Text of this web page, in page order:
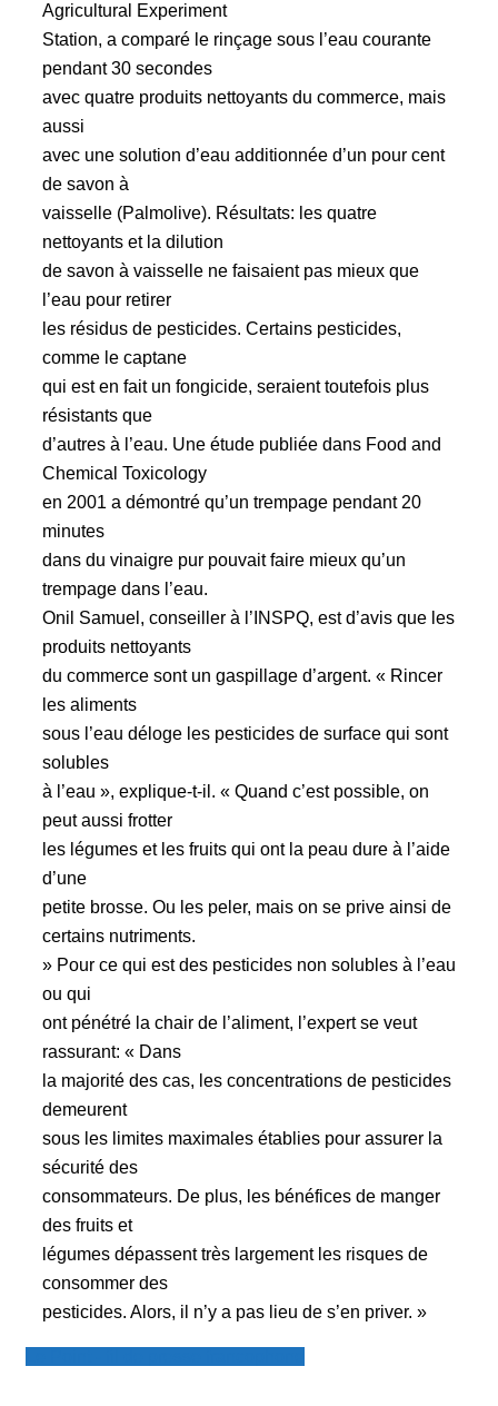
Agricultural Experiment
Station, a comparé le rinçage sous l’eau courante
pendant 30 secondes
avec quatre produits nettoyants du commerce, mais
aussi
avec une solution d’eau additionnée d’un pour cent
de savon à
vaisselle (Palmolive). Résultats: les quatre
nettoyants et la dilution
de savon à vaisselle ne faisaient pas mieux que
l’eau pour retirer
les résidus de pesticides. Certains pesticides,
comme le captane
qui est en fait un fongicide, seraient toutefois plus
résistants que
d’autres à l’eau. Une étude publiée dans Food and
Chemical Toxicology
en 2001 a démontré qu’un trempage pendant 20
minutes
dans du vinaigre pur pouvait faire mieux qu’un
trempage dans l’eau.
Onil Samuel, conseiller à l’INSPQ, est d’avis que les
produits nettoyants
du commerce sont un gaspillage d’argent. « Rincer
les aliments
sous l’eau déloge les pesticides de surface qui sont
solubles
à l’eau », explique-t-il. « Quand c’est possible, on
peut aussi frotter
les légumes et les fruits qui ont la peau dure à l’aide
d’une
petite brosse. Ou les peler, mais on se prive ainsi de
certains nutriments.
» Pour ce qui est des pesticides non solubles à l’eau
ou qui
ont pénétré la chair de l’aliment, l’expert se veut
rassurant: « Dans
la majorité des cas, les concentrations de pesticides
demeurent
sous les limites maximales établies pour assurer la
sécurité des
consommateurs. De plus, les bénéfices de manger
des fruits et
légumes dépassent très largement les risques de
consommer des
pesticides. Alors, il n’y a pas lieu de s’en priver. »